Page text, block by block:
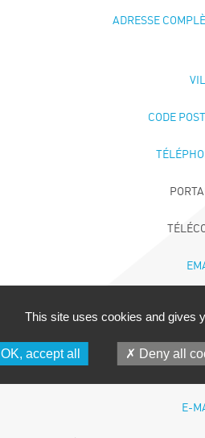
ADRESSE
CODE
E-
This site uses cookies and gives
OK, accept all Deny all